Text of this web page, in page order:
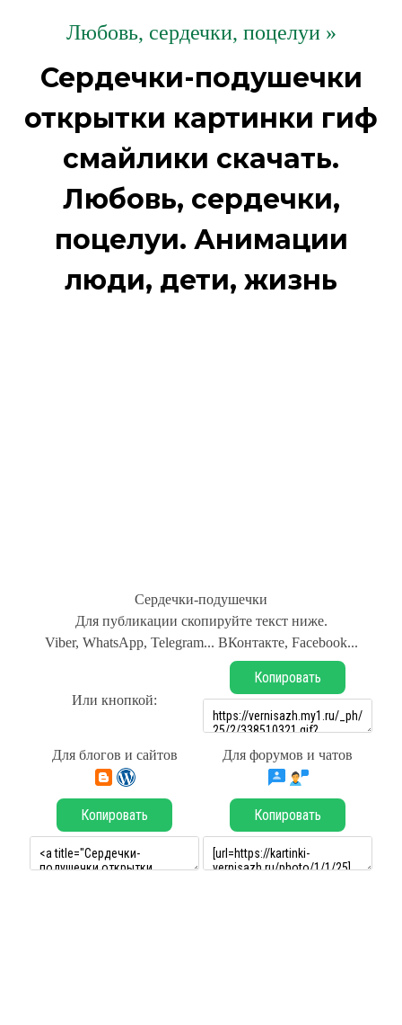
Любовь, сердечки, поцелуи »
Сердечки-подушечки
открытки картинки гиф
смайлики скачать.
Любовь, сердечки,
поцелуи. Анимации
люди, дети, жизнь
Сердечки-подушечки
Для публикации скопируйте текст ниже.
Viber, WhatsApp, Telegram... ВКонтакте, Facebook...
Или кнопкой:
Копировать
Для блогов и сайтов Для форумов и чатов
Копировать Копировать